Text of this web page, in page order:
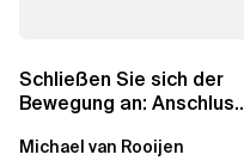
Schließen Sie sich der
Bewegung an: Anschluss
Michael van Rooijen